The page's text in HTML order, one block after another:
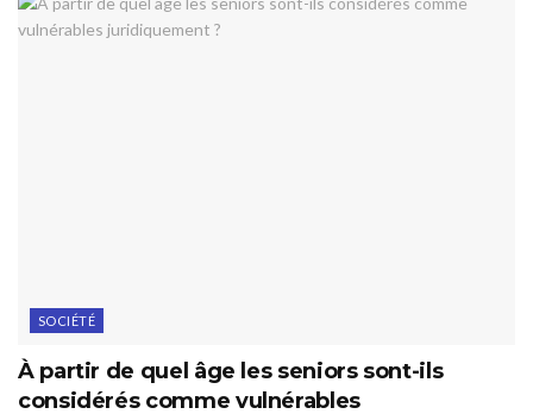
SOCIÉTÉ
À partir de quel âge les seniors sont-ils
considérés comme vulnérables